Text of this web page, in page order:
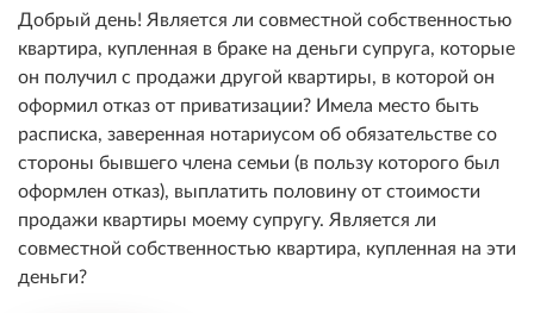
Добрый день! Является ли совместной собственностью
квартира, купленная в браке на деньги супруга, которые
он получил с продажи другой квартиры, в которой он
оформил отказ от приватизации? Имела место быть
расписка, заверенная нотариусом об обязательстве со
стороны бывшего члена семьи (в пользу которого был
оформлен отказ), выплатить половину от стоимости
продажи квартиры моему супругу. Является ли
совместной собственностью квартира, купленная на эти
деньги?